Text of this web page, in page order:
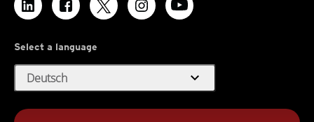
Select a language
Deutsch expand_more